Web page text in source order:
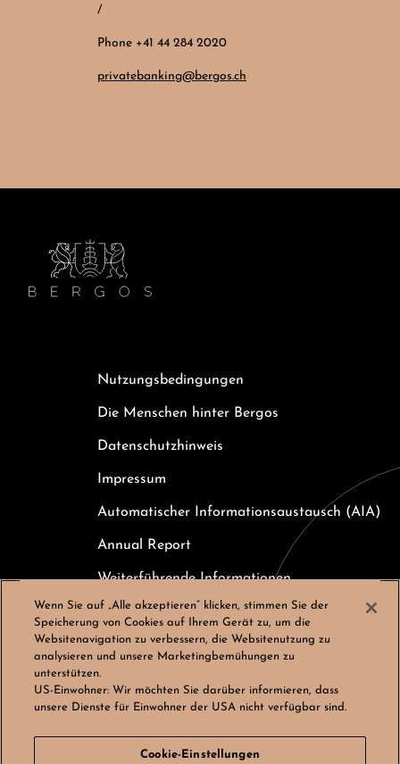
/
Phone +41 44 284 2020
privatebanking@bergos.ch
Nutzungsbedingungen
Die Menschen hinter Bergos
Datenschutzhinweis
Impressum
Automatischer Informationsaustausch (AIA)
Annual Report
Weiterführende Informationen
Kundeninformation zur Einlagensicherung
Karriere
Cookies-Einstellungen
Wenn Sie auf „Alle akzeptieren“ klicken, stimmen Sie der
Speicherung von Cookies auf Ihrem Gerät zu, um die
Websitenavigation zu verbessern, die Websitenutzung zu
analysieren und unsere Marketingbemühungen zu
unterstützen.
US-Einwohner: Wir möchten Sie darüber informieren, dass
unsere Dienste für Einwohner der USA nicht verfügbar sind.
Cookie-Einstellungen